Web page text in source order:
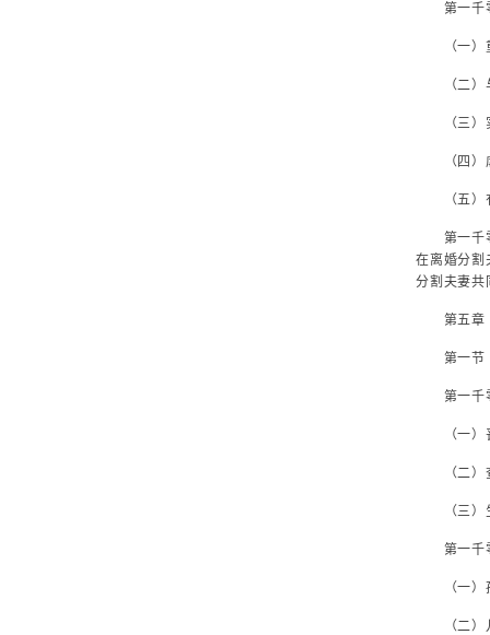
第一千零
（一）
（二）
（三）
（四）虐
（五）
第一千零
在离婚分割
分割夫妻共
第五章
第一节
第一千零
（一）
（二）查
（三）生
第一千零
（一）
（二）